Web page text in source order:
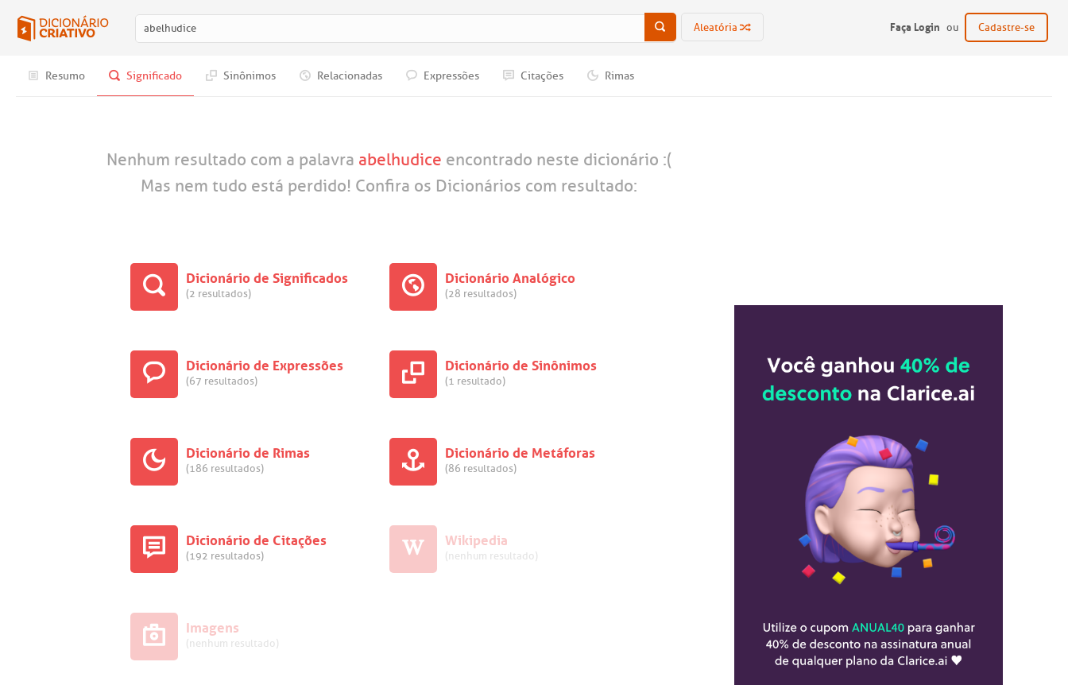
Aleatória Faça Login ou Cadastre-se
Resumo Significado Sinônimos Relacionadas Expressões Citações Rimas
Nenhum resultado com a palavra abelhudice encontrado neste dicionário :(
Mas nem tudo está perdido! Confira os Dicionários com resultado:
Dicionário de Significados
(2 resultados)
Dicionário Analógico
(28 resultados)
Dicionário de Expressões
(67 resultados)
Dicionário de Sinônimos
(1 resultado)
Dicionário de Rimas
(186 resultados)
Dicionário de Metáforas
(86 resultados)
Dicionário de Citações
(192 resultados)
Wikipedia
(nenhum resultado)
Imagens
(nenhum resultado)